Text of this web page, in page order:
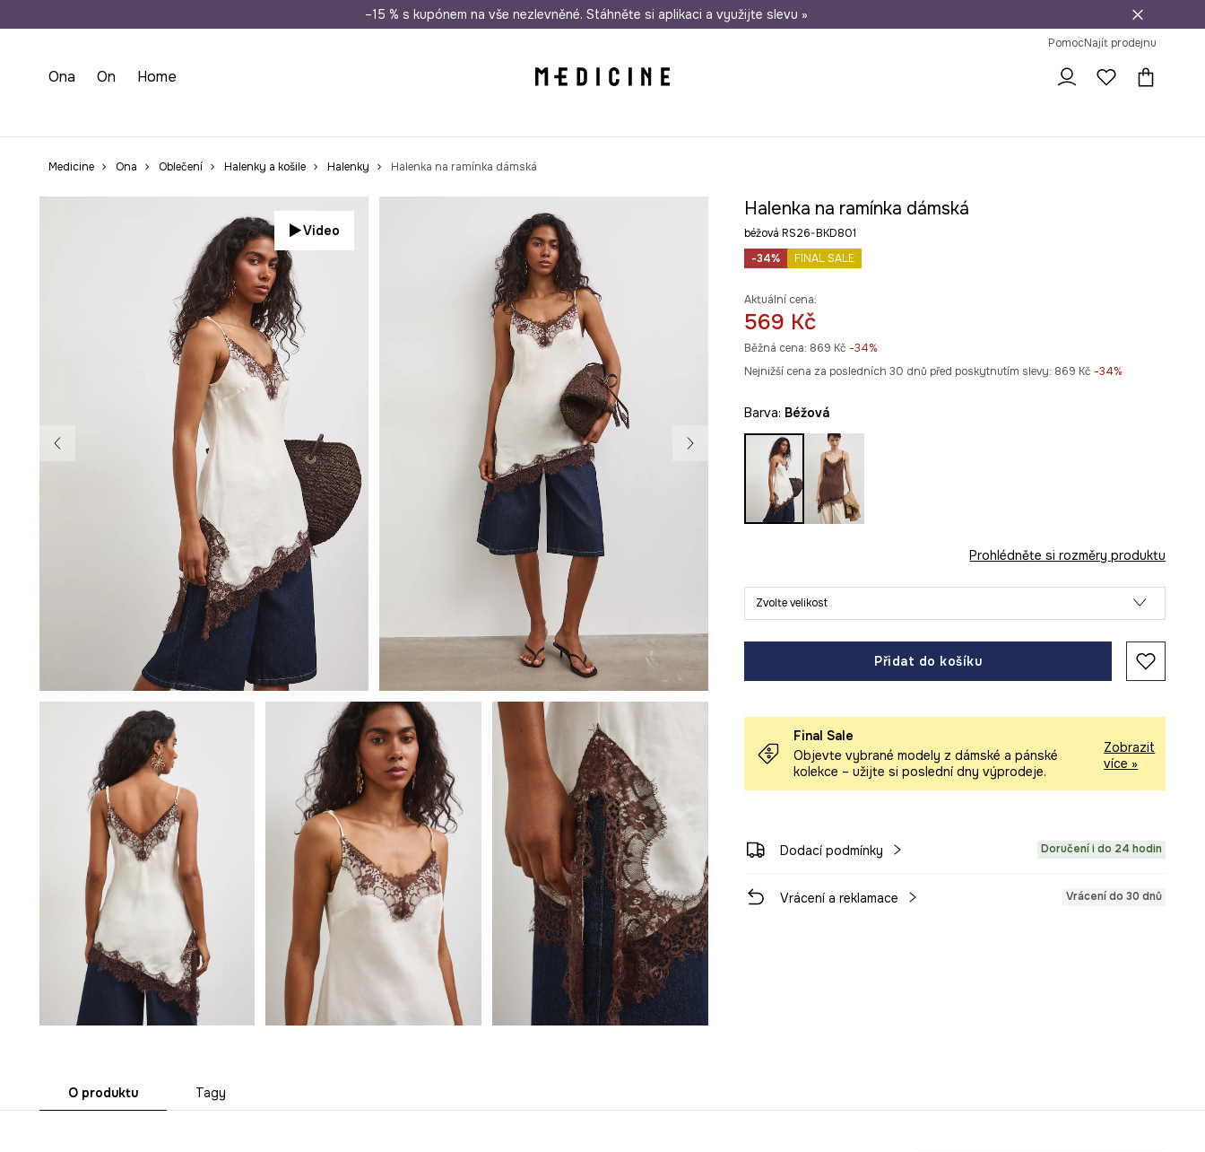
Doprava zdarma při nákupu nad 1 200 Kč Odeslání i do 24 hodin 30 dní na vrácení zboží
–15 % s kupónem na vše nezlevněné. Stáhněte si aplikaci a využijte slevu »
PomocNajít prodejnu
Ona On Home
Medicine Ona Oblečení Halenky a košile Halenky Halenka na ramínka dámská
Video
Halenka na ramínka dámská
béžová RS26-BKD801
-34%
FINAL SALE
Aktuální cena:
569 Kč
Běžná cena: 869 Kč -34%
Nejnižší cena za posledních 30 dnů před poskytnutím slevy: 869 Kč -34%
Barva: béžová
Prohlédněte si rozměry produktu
Zvolte velikost
Přidat do košíku
Final Sale
Objevte vybrané modely z dámské a pánské
kolekce – užijte si poslední dny výprodeje.
Zobrazit
více »
Dodací podmínky Doručení i do 24 hodin
Vrácení a reklamace Vrácení do 30 dnů
O produktu Tagy